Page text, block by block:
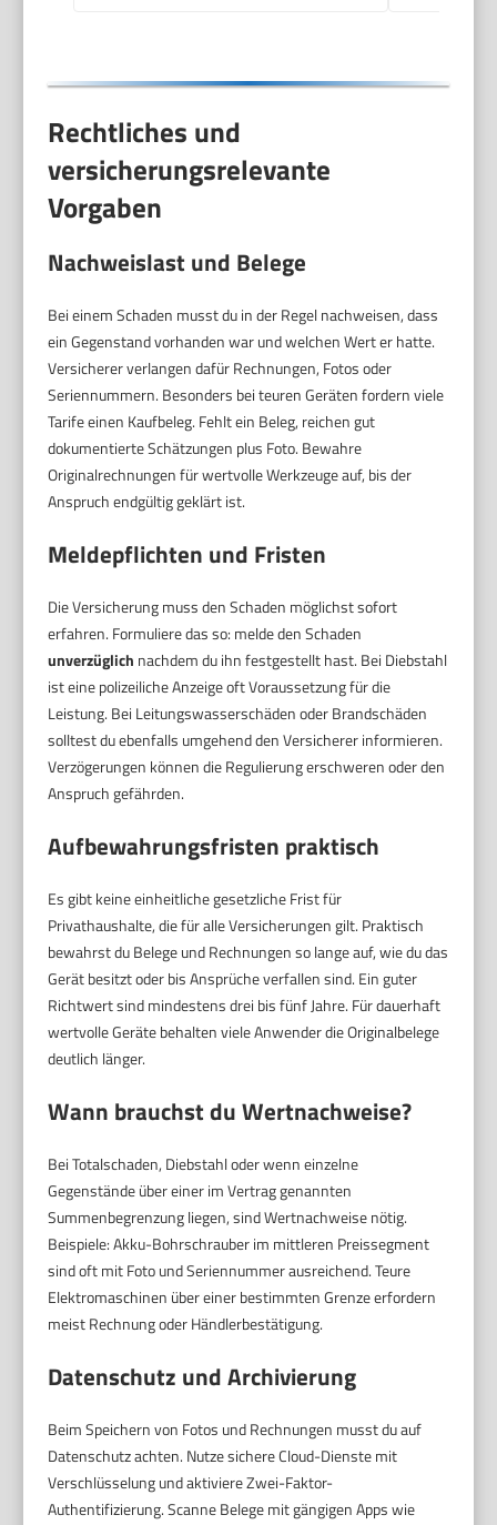
Rechtliches und
versicherungsrelevante
Vorgaben
Nachweislast und Belege
Bei einem Schaden musst du in der Regel nachweisen, dass
ein Gegenstand vorhanden war und welchen Wert er hatte.
Versicherer verlangen dafür Rechnungen, Fotos oder
Seriennummern. Besonders bei teuren Geräten fordern viele
Tarife einen Kaufbeleg. Fehlt ein Beleg, reichen gut
dokumentierte Schätzungen plus Foto. Bewahre
Originalrechnungen für wertvolle Werkzeuge auf, bis der
Anspruch endgültig geklärt ist.
Meldepflichten und Fristen
Die Versicherung muss den Schaden möglichst sofort
erfahren. Formuliere das so: melde den Schaden
unverzüglich nachdem du ihn festgestellt hast. Bei Diebstahl
ist eine polizeiliche Anzeige oft Voraussetzung für die
Leistung. Bei Leitungswasserschäden oder Brandschäden
solltest du ebenfalls umgehend den Versicherer informieren.
Verzögerungen können die Regulierung erschweren oder den
Anspruch gefährden.
Aufbewahrungsfristen praktisch
Es gibt keine einheitliche gesetzliche Frist für
Privathaushalte, die für alle Versicherungen gilt. Praktisch
bewahrst du Belege und Rechnungen so lange auf, wie du das
Gerät besitzt oder bis Ansprüche verfallen sind. Ein guter
Richtwert sind mindestens drei bis fünf Jahre. Für dauerhaft
wertvolle Geräte behalten viele Anwender die Originalbelege
deutlich länger.
Wann brauchst du Wertnachweise?
Bei Totalschaden, Diebstahl oder wenn einzelne
Gegenstände über einer im Vertrag genannten
Summenbegrenzung liegen, sind Wertnachweise nötig.
Beispiele: Akku-Bohrschrauber im mittleren Preissegment
sind oft mit Foto und Seriennummer ausreichend. Teure
Elektromaschinen über einer bestimmten Grenze erfordern
meist Rechnung oder Händlerbestätigung.
Datenschutz und Archivierung
Beim Speichern von Fotos und Rechnungen musst du auf
Datenschutz achten. Nutze sichere Cloud-Dienste mit
Verschlüsselung und aktiviere Zwei-Faktor-
Authentifizierung. Scanne Belege mit gängigen Apps wie